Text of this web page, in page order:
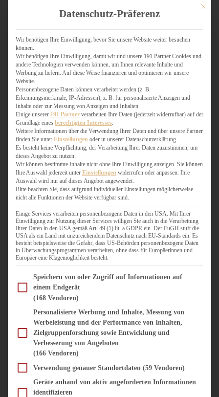
KUCHEN
LOW CARB & GESÜNDER
MY AMERICAN BAKERY
SCHOKOLADIGES
SÜSSES HAUPTGERICHT
TÖRTCHEN
VEGAN SÜSS
WEIHNACHTSBÄCKEREI
HERZHAFT
BURGER & SANDWICHES
FIX AUF DEM TISCH
FLEISCH & FISCH
GRILLEN / BARBECUE
HERZHAFTES BACKEN
ONE-POT-GERICHTE
PASTA & NUDELGERICHTE
PIZZA, TARTES & QUICHES
REIS & RISOTTO
SALATE & SNACKS
SUPPENKASPEREIEN
VORSPEISEN
SÜSS & HERZHAFT
BROTAUFSTRICH
DIPS, SAUCEN, CHUTNEYS
KÜCHENGESCHENKE
Mit
Datenschutz-Präferenz
Wir benötigen Ihre Einwilligung, bevor Sie unsere Website weiter besuchen
können.
Wir benötigen Ihre Einwilligung, damit wir und unsere 191 Partner Cookies und
andere Technologien verwenden können, um Ihnen relevante Inhalte und
Werbung zu liefern. Auf diese Weise finanzieren und optimieren wir unsere
Website.
Personenbezogene Daten können verarbeitet werden (z. B.
Erkennungsmerkmale, IP-Adressen), z. B. für personalisierte Anzeigen und
Inhalte oder zur Messung von Anzeigen und Inhalten.
Einige unserer 191 Partner verarbeiten Ihre Daten (jederzeit widerrufbar) auf der
Grundlage eines berechtigten Interesses
Weitere Informationen über die Verwendung Ihrer Daten und über unsere Partner
finden Sie unter Einstellungen oder in unserer Datenschutzerklärung.
Es besteht keine Verpflichtung, der Verarbeitung Ihrer Daten zuzustimmen, um
dieses Angebot zu nutzen.
Wir können bestimmte Inhalte nicht ohne Ihre Einwilligung anzeigen. Sie können
Ihre Auswahl jederzeit unter Einstellungen widerrufen oder anpassen. Ihre
Auswahl wird nur auf dieses Angebot angewendet.
Bitte beachten Sie, dass aufgrund individueller Einstellungen möglicherweise
nicht alle Funktionen der Website verfügbar sind.
Einige Services verarbeiten personenbezogene Daten in den USA. Mit Ihrer
Einwilligung zur Nutzung dieser Services willigen Sie auch in die Verarbeitung
Ihrer Daten in den USA gemäß Art. 49 (1) lit. a GDPR ein. Der EuGH stuft die
USA als ein Land mit unzureichendem Datenschutz nach EU-Standards ein. Es
besteht beispielsweise die Gefahr, dass US-Behörden personenbezogene Daten
in Überwachungsprogrammen verarbeiten, ohne dass für Europäerinnen und
Europäer eine Klagemöglichkeit besteht.
Im Folgenden finden Sie eine Liste der Zwecke des IAB Transparency and Consent
Speichern von oder Zugriff auf Informationen auf
einem Endgerät
(168 Vendoren)
Personalisierte Werbung und Inhalte, Messung von
Werbeleistung und der Performance von Inhalten,
Zielgruppenforschung sowie Entwicklung und
Verbesserung von Angeboten
(166 Vendoren)
Verwendung genauer Standortdaten (59 Vendoren)
Geräte anhand von aktiv angeforderten Informationen
identifizieren